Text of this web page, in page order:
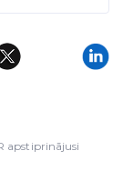
apstiprinājusi